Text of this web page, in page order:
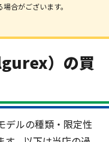
合がございます。
）の買
デルの種類・限定性